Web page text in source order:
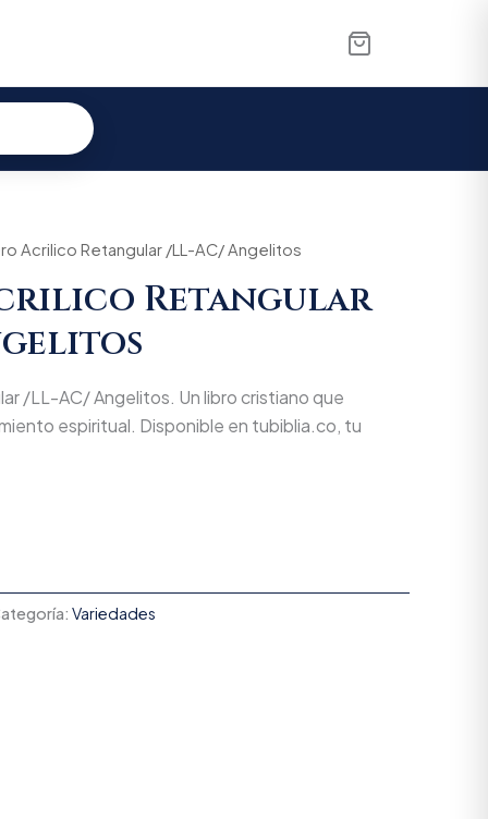
Acrilico Retangular /LL-AC/ Angelitos
Retangular
/LL-AC/ Angelitos. Un libro cristiano que
espiritual. Disponible en tubiblia.co, tu
Variedades